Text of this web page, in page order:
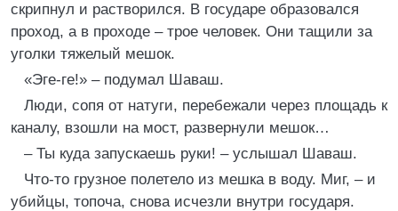
скрипнул и растворился. В государе образовался
проход, а в проходе – трое человек. Они тащили за
уголки тяжелый мешок.
«Эге-ге!» – подумал Шаваш.
Люди, сопя от натуги, перебежали через площадь к
каналу, взошли на мост, развернули мешок…
– Ты куда запускаешь руки! – услышал Шаваш.
Что-то грузное полетело из мешка в воду. Миг, – и
убийцы, топоча, снова исчезли внутри государя.